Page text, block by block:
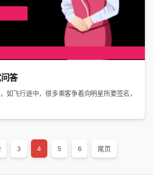
答
如飞行途中，很多乘客争着向明星所要签名，
3 4 5 6 尾页